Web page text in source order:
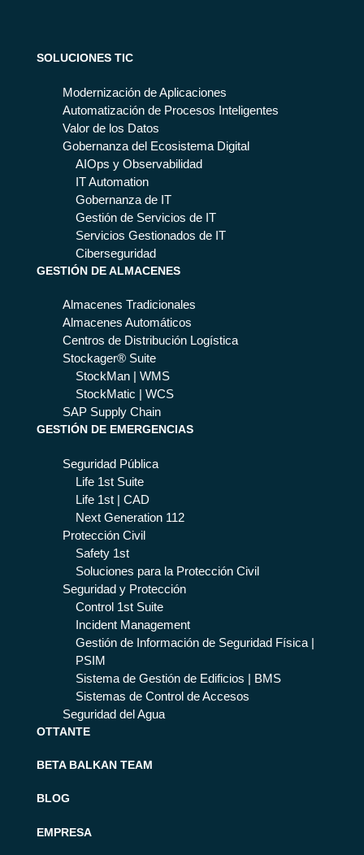
SOLUCIONES TIC
Modernización de Aplicaciones
Automatización de Procesos Inteligentes
Valor de los Datos
Gobernanza del Ecosistema Digital
AIOps y Observabilidad
IT Automation
Gobernanza de IT
Gestión de Servicios de IT
Servicios Gestionados de IT
Ciberseguridad
GESTIÓN DE ALMACENES
Almacenes Tradicionales
Almacenes Automáticos
Centros de Distribución Logística
Stockager® Suite
StockMan | WMS
StockMatic | WCS
SAP Supply Chain
GESTIÓN DE EMERGENCIAS
Seguridad Pública
Life 1st Suite
Life 1st | CAD
Next Generation 112
Protección Civil
Safety 1st
Soluciones para la Protección Civil
Seguridad y Protección
Control 1st Suite
Incident Management
Gestión de Información de Seguridad Física |
PSIM
Sistema de Gestión de Edificios | BMS
Sistemas de Control de Accesos
Seguridad del Agua
OTTANTE
BETA BALKAN TEAM
BLOG
EMPRESA